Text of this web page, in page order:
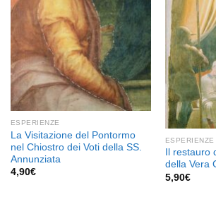
ESPERIENZE
La Visitazione del Pontormo
nel Chiostro dei Voti della SS.
Annunziata
4,90€
ESPERIENZE
Il restauro
della Vera
5,90€